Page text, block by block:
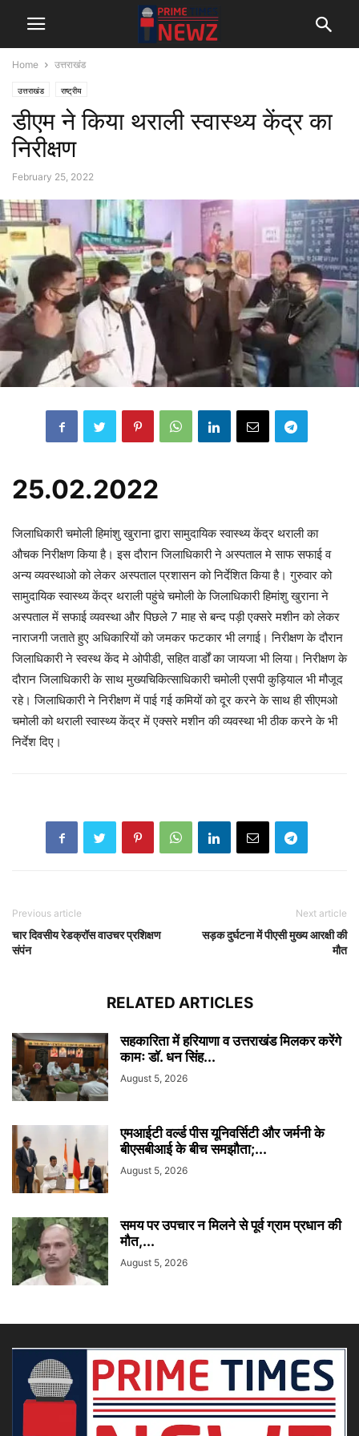
Home उत्तराखंड
उत्तराखंड राष्ट्रीय
डीएम ने किया थराली स्वास्थ्य केंद्र का
निरीक्षण
February 25, 2022
25.02.2022
जिलाधिकारी चमोली हिमांशु खुराना द्वारा सामुदायिक स्वास्थ्य केंद्र थराली का
औचक निरीक्षण किया है। इस दौरान जिलाधिकारी ने अस्पताल मे साफ सफाई व
अन्य व्यवस्थाओ को लेकर अस्पताल प्रशासन को निर्देशित किया है। गुरुवार को
सामुदायिक स्वास्थ्य केंद्र थराली पहुंचे चमोली के जिलाधिकारी हिमांशु खुराना ने
अस्पताल में सफाई व्यवस्था और पिछले 7 माह से बन्द पड़ी एक्सरे मशीन को लेकर
नाराजगी जताते हुए अधिकारियों को जमकर फटकार भी लगाई। निरीक्षण के दौरान
जिलाधिकारी ने स्वस्थ केंद मे ओपीडी, सहित वार्डों का जायजा भी लिया। निरीक्षण के
दौरान जिलाधिकारी के साथ मुख्यचिकित्साधिकारी चमोली एसपी कुड़ियाल भी मौजूद
रहे। जिलाधिकारी ने निरीक्षण में पाई गई कमियों को दूर करने के साथ ही सीएमओ
चमोली को थराली स्वास्थ्य केंद्र में एक्सरे मशीन की व्यवस्था भी ठीक करने के भी
निर्देश दिए।
Previous article
चार दिवसीय रेडक्रॉस वाउचर प्रशिक्षण
संपंन
Next article
सड़क दुर्घटना में पीएसी मुख्य आरक्षी की
मौत
RELATED ARTICLES
सहकारिता में हरियाणा व उत्तराखंड मिलकर करेंगे
कामः डाॅ. धन सिंह...
August 5, 2026
एमआईटी वर्ल्ड पीस यूनिवर्सिटी और जर्मनी के
बीएसबीआई के बीच समझौता;...
August 5, 2026
समय पर उपचार न मिलने से पूर्व ग्राम प्रधान की
मौत,...
August 5, 2026